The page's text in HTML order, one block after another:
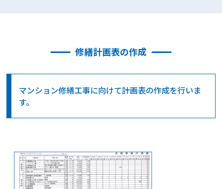
修繕計画表の作成
マンション修繕工事に向けて計画表の作成を行いま
す。